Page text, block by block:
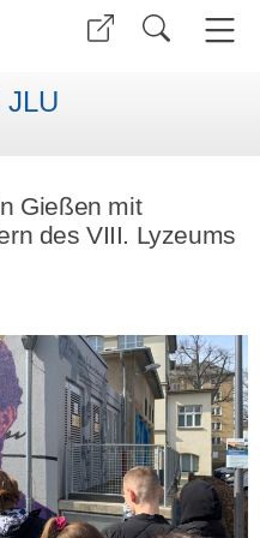
JLU
Gießen mit
des VIII. Lyzeums